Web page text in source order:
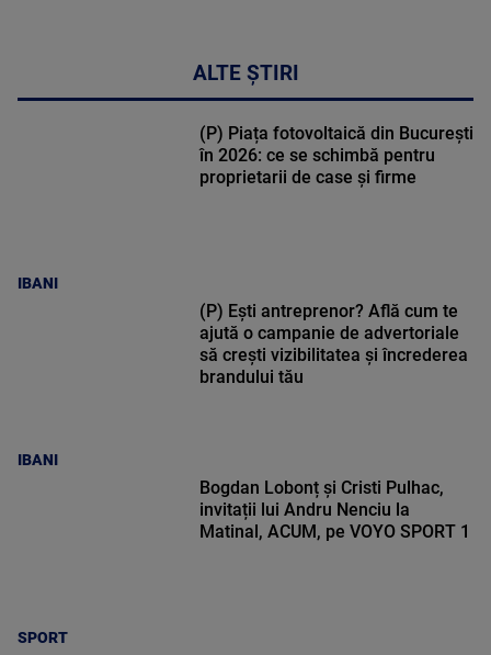
ALTE ȘTIRI
IBANI
(P) Piața fotovoltaică din București
în 2026: ce se schimbă pentru
proprietarii de case și firme
IBANI
(P) Ești antreprenor? Află cum te
ajută o campanie de advertoriale
să crești vizibilitatea și încrederea
brandului tău
SPORT
Bogdan Lobonț și Cristi Pulhac,
invitații lui Andru Nenciu la
Matinal, ACUM, pe VOYO SPORT 1